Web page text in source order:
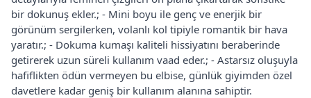
bir dokunuş ekler.; - Mini boyu ile genç ve enerjik bir
görünüm sergilerken, volanlı kol tipiyle romantik bir hava
yaratır.; - Dokuma kumaşı kaliteli hissiyatını beraberinde
getirerek uzun süreli kullanım vaad eder.; - Astarsız oluşuyla
hafiflikten ödün vermeyen bu elbise, günlük giyimden özel
davetlere kadar geniş bir kullanım alanına sahiptir.